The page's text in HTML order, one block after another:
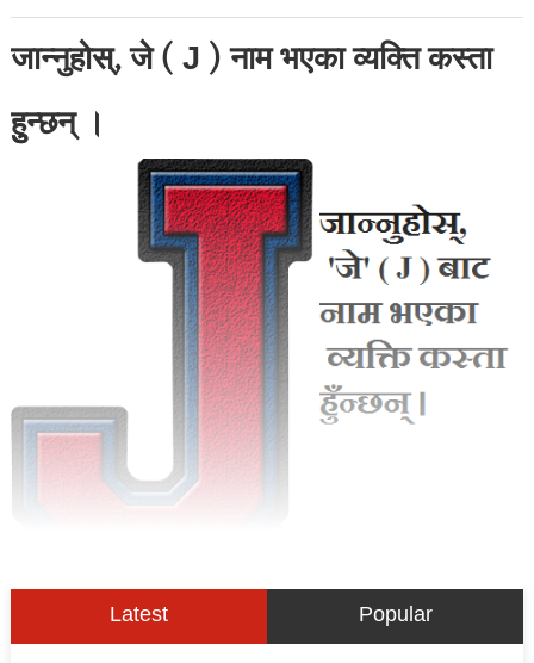
जान्नुहोस्, जे ( J ) नाम भएका व्यक्ति कस्ता
हुुन्छन् ।
Latest Popular